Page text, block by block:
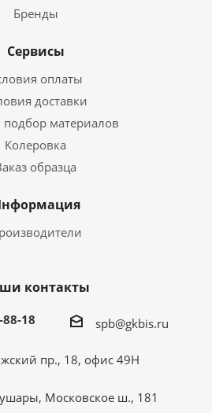
Бренды
Сервисы
оплаты
доставки
подбор материалов
Колеровка
образца
контакты
18 spb@gkbis.ru
пр., 18, офис 49Н
Московское ш., 181